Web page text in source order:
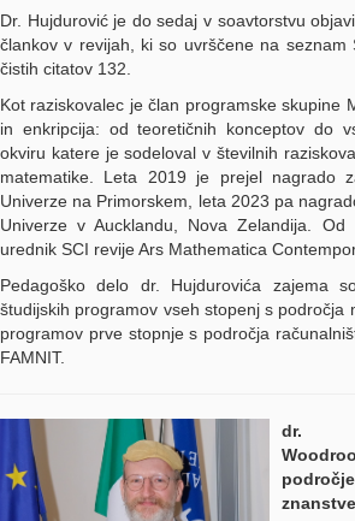
Dr. Hujdurović je do sedaj v soavtorstvu
člankov v revijah, ki so uvrščene na seznam
čistih citatov 132.
Kot raziskovalec je član programske skupine
in enkripcija: od teoretičnih konceptov do
okviru katere je sodeloval v številnih
matematike. Leta 2019 je prejel nagrado
Univerze na Primorskem, leta 2023 pa
Univerze v Aucklandu, Nova Zelandija.
urednik SCI revije Ars Mathematica
Pedagoško delo dr. Hujdurovića zajema
študijskih programov vseh stopenj s področja
programov prve stopnje s področja
FAMNIT.
dr.